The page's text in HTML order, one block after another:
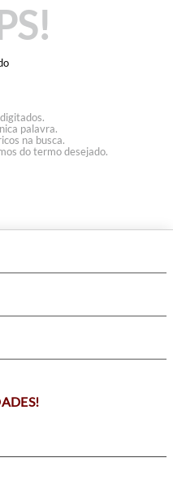
palavra.
na busca.
do termo desejado.